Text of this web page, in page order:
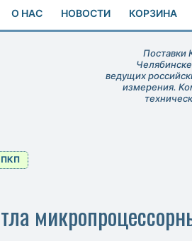
О НАС НОВОСТИ КОРЗИНА
Поставки
ведущих
измерения.